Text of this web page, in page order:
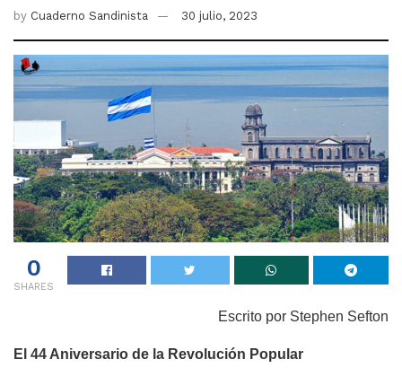
by Cuaderno Sandinista 30 julio, 2023
0
SHARES
Escrito por Stephen Sefton
El 44 Aniversario de la Revolución Popular